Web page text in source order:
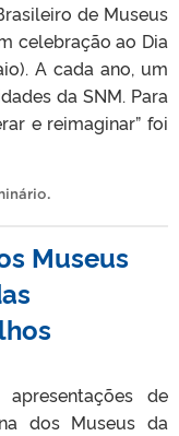
de Museus
celebração ao Dia
A cada ano, um
da SNM. Para
e reimaginar” foi
.
Museus
de
dos Museus da